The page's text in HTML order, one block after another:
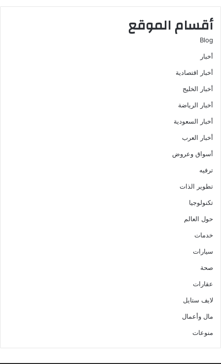
أقسام الموقع
Blog
أخبار
أخبار اقتصادية
أخبار الخليج
أخبار الرياضة
أخبار السعودية
أخبار العرب
أسواق وعروض
ترفيه
تطوير الذات
تكنولوجيا
حول العالم
خدمات
سيارات
صحة
عقارات
لايف ستايل
مال وأعمال
منوعات